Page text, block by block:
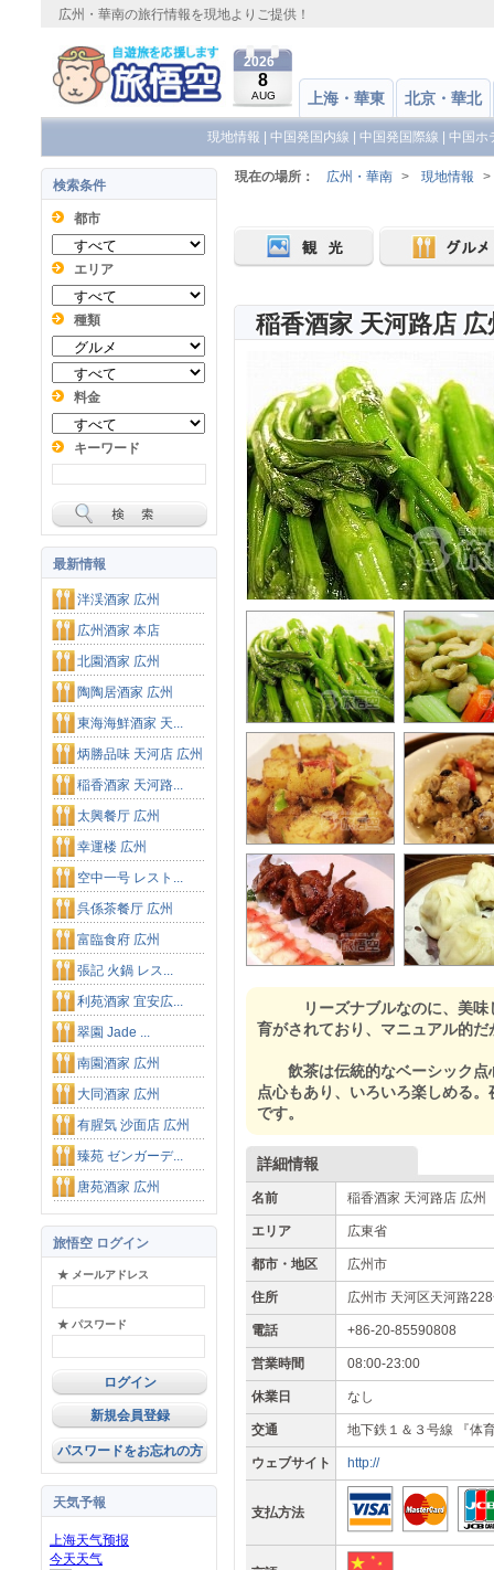
広州・華南の旅行情報を現地よりご提供！
2026
8
AUG 上海・華東 北京・華北
現地情報 中国発国内線 中国発国際線 中国ホ
検索条件
都市
エリア
種類
料金
キーワード
最新情報
泮渓酒家 広州
広州酒家 本店
北園酒家 広州
陶陶居酒家 広州
東海海鮮酒家 天...
炳勝品味 天河店 広州
稲香酒家 天河路...
太興餐厅 広州
幸運楼 広州
空中一号 レスト...
呉係茶餐厅 広州
富臨食府 広州
張記 火鍋 レス...
利苑酒家 宜安広...
翠園 Jade ...
南園酒家 広州
大同酒家 広州
有腥気 沙面店 広州
臻苑 ゼンガーデ...
唐苑酒家 広州
旅悟空 ログイン
★ メールアドレス
★ パスワード
新規会員登録
パスワードをお忘れの方
天気予報
現在の場所： 広州・華南 > 現地情報 >
稲香酒家 天河路店 広
リーズナブルなのに、美味
育がされており、マニュアル的
飲茶は伝統的なベーシック点
点心もあり、いろいろ楽しめる
です。
詳細情報
名前 稲香酒家 天河路店 広州
エリア 広東省
都市・地区 広州市
住所 広州市 天河区天河路
電話 +86-20-85590808
営業時間 08:00-23:00
休業日 なし
交通 地下鉄１＆３号線 『体
ウェブサイト http://
支払方法